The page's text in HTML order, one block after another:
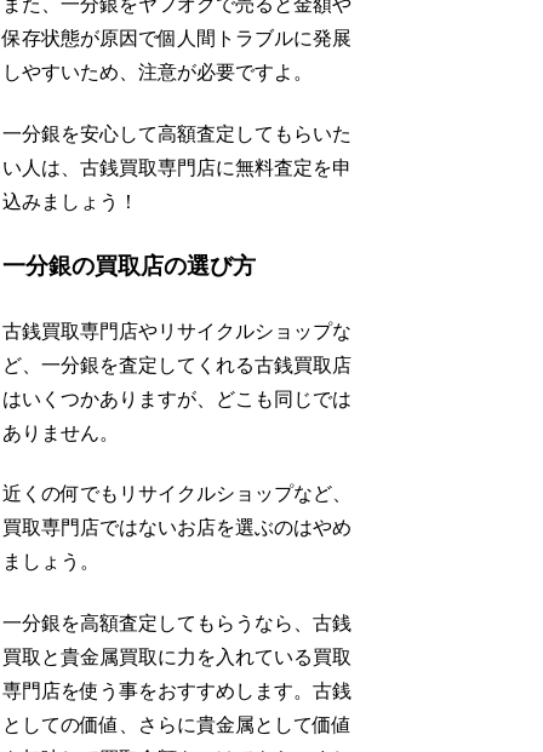
また、一分銀をヤフオクで売ると金額や
保存状態が原因で個人間トラブルに発展
しやすいため、注意が必要ですよ。
一分銀を安心して高額査定してもらいた
い人は、古銭買取専門店に無料査定を申
込みましょう！
一分銀の買取店の選び方
古銭買取専門店やリサイクルショップな
ど、一分銀を査定してくれる古銭買取店
はいくつかありますが、どこも同じでは
ありません。
近くの何でもリサイクルショップなど、
買取専門店ではないお店を選ぶのはやめ
ましょう。
一分銀を高額査定してもらうなら、古銭
買取と貴金属買取に力を入れている買取
専門店を使う事をおすすめします。古銭
としての価値、さらに貴金属として価値